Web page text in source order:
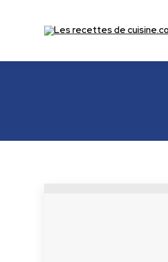
Les recettes de cuisine.com